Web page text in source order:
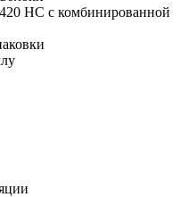
НС с комбинированной